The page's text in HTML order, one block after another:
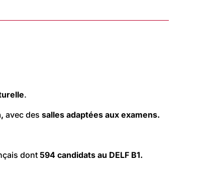
.
avec des salles adaptées aux examens.
dont 594 candidats au DELF B1.